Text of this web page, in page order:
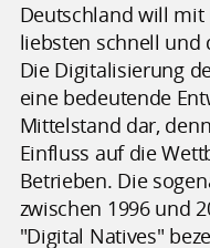
Deutschland will mit
liebsten schnell und
Die Digitalisierung
eine bedeutende
Mittelstand dar,
Einfluss auf die
Betrieben. Die
zwischen 1996 und
"Digital Natives"